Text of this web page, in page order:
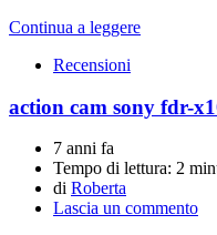
Continua a leggere
Recensioni
action cam sony fdr-
7 anni fa
Tempo di lettura: 2
di Roberta
Lascia un commento